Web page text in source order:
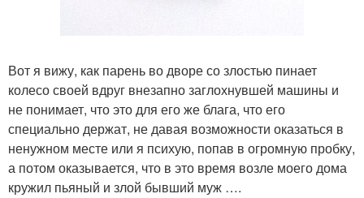
Вот я вижу, как парень во дворе со злостью пинает
колесо своей вдруг внезапно заглохнувшей машины и
не понимает, что это для его же блага, что его
специально держат, не давая возможности оказаться в
ненужном месте или я психую, попав в огромную пробку,
а потом оказывается, что в это время возле моего дома
кружил пьяный и злой бывший муж ….